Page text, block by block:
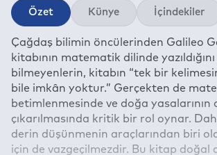
Özet Künye İçindekiler
Çağdaş bilimin öncülerinden Galileo
kitabının matematik dilinde
bilmeyenlerin, kitabın “tek bir
bile imkân yoktur.” Gerçekten de
betimlenmesinde ve doğa yasalarının
çıkarılmasında kritik bir rol oynar.
derin düşünmenin araçlarından biri
için de vazgeçilmezdir. Bu kitap doğal